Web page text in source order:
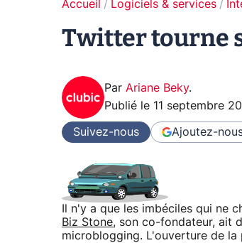
Accueil Logiciels & services
Twitter tourne
Par Ariane Beky.
Publié le 11 septembre
Suivez-nous Ajoutez-
Il n'y a que les imbéciles qui ne
Biz Stone, son co-fondateur, ait
microblogging. L'ouverture de la